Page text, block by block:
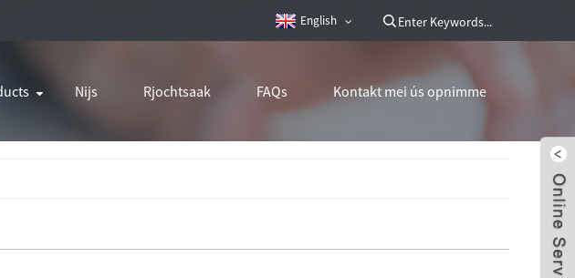
English
Nijs Rjochtsaak FAQs Kontakt mei ús opnimme